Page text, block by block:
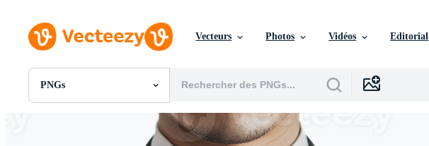
Vecteurs Photos Vidéos Editorial
PNGs
Toutes Images